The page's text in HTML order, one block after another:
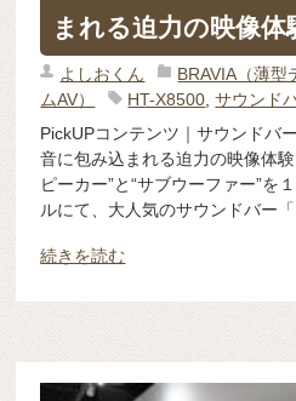
まれる迫力の映像体
よしおくん BRAVIA（薄型
ムAV）
HT-X8500,サウンド
PickUPコンテンツ｜サウンドバ
音に包み込まれる迫力の映像体
ピーカー”と“サブウーファー”を
ルにて、大人気のサウンドバー
続きを読む